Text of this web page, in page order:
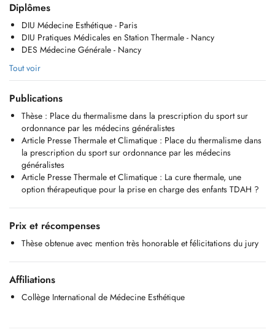
Bienvenue au cabinet médical du Dr Ledru, où nous parlons
couramment français et anglais afin de mieux répondre à vos besoins.
Le cabinet est situé au premier étage avec ascenseur, et est facilement
accessible.
Nous proposons également le tiers payant (PID) pour simplifier vos
Pour toute question ou modification de rendez-vous, vous pouvez nous
contacter par e-mail àsec@gmm.luou par téléphone au +352 27 40
73 20.
Nous serons ravis de vous accueillir et de prendre soin de votre santé.
_________________________
ADDRESS: 6, Avenue du Dix-Septembre, L-2550 Luxembourg Belair
Access by public transport:
Bus lines: 5, 6, 72, 701, 702, 703, 711, and C01 stop Belair Crécy
Bus lines: 5, 6, 8, 11, 12, 13, 15, 16, 21, 22, 31, 78, and CN5 stop
Belair Wampach
Tram: stop Hamilius, a 10-minute walk away
Welcome to Dr Ledru's medical practice, where we speak both English
and French to better meet your needs.
Diplômes
DIU Médecine Esthétique - Paris
DIU Pratiques Médicales en Station Thermale - Nancy
DES Médecine Générale - Nancy
Tout voir
Publications
Thèse : Place du thermalisme dans la prescription du sport sur
ordonnance par les médecins généralistes
Article Presse Thermale et Climatique : Place du thermalisme dans
la prescription du sport sur ordonnance par les médecins
généralistes
Article Presse Thermale et Climatique : La cure thermale, une
option thérapeutique pour la prise en charge des enfants TDAH ?
Prix et récompenses
Thèse obtenue avec mention très honorable et félicitations du jury
Affiliations
Collège International de Médecine Esthétique